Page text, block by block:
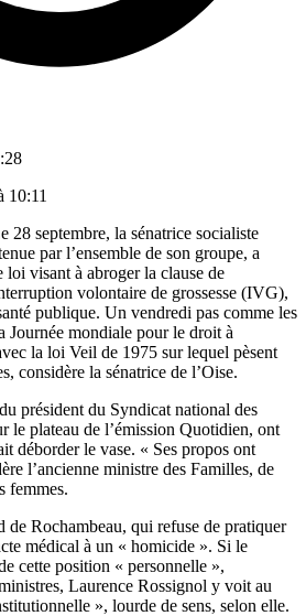
10:11
28 septembre, la sénatrice socialiste
par l’ensemble de son groupe, a
loi visant à abroger la clause de
volontaire de grossesse (IVG),
publique. Un vendredi pas comme les
Journée mondiale pour le droit à
la loi Veil de 1975 sur lequel pèsent
considère la sénatrice de l’Oise.
président du Syndicat national des
le plateau de l’émission Quotidien, ont
déborder le vase. « Ses propos ont
l’ancienne ministre des Familles, de
femmes.
de Rochambeau, qui refuse de pratiquer
médical à un « homicide ». Si le
cette position « personnelle »,
Laurence Rossignol y voit au
», lourde de sens, selon elle.